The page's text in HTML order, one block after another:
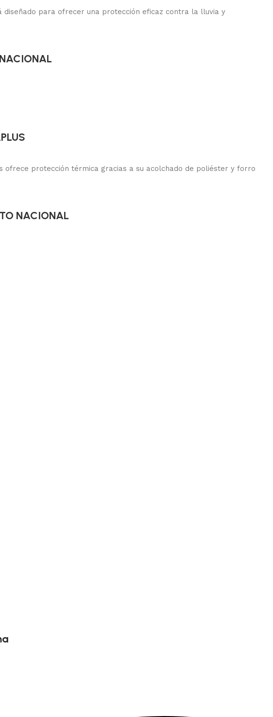
diseñado para ofrecer una protección eficaz contra la lluvia y
ofrece protección térmica gracias a su acolchado de poliéster y forro
NACIONAL